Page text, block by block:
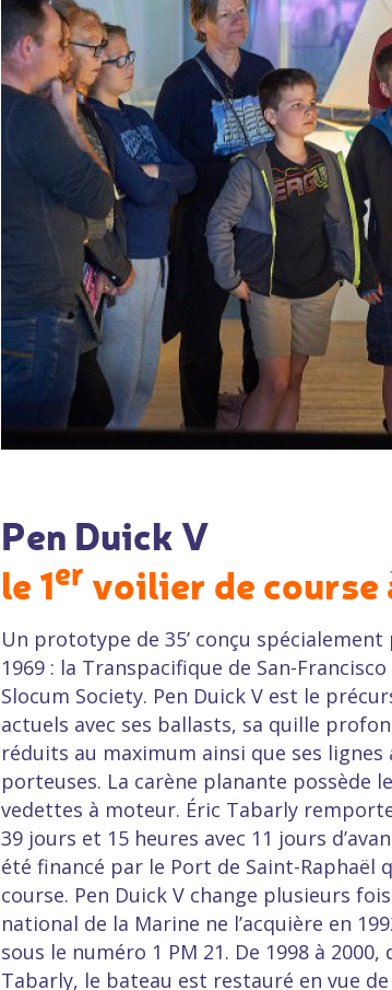
Pen Duick V
le 1er voilier de course
Un prototype de 35’ conçu
1969 : la Transpacifique de San-
Slocum Society. Pen Duick V est le
actuels avec ses ballasts, sa quille
réduits au maximum ainsi que ses
porteuses. La carène planante possède
vedettes à moteur. Éric Tabarly
39 jours et 15 heures avec 11 jours
été financé par le Port de Saint-Raphaël
course. Pen Duick V change plusieurs
national de la Marine ne l’acquière en
sous le numéro 1 PM 21. De 1998 à
Tabarly, le bateau est restauré en vue